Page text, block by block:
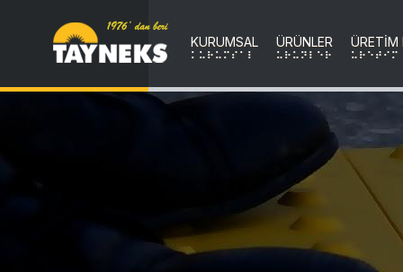
KURUMSAL
KURUMSAL
ÜRÜNLER
uRuNLER
ÜRETİM
uRETIM